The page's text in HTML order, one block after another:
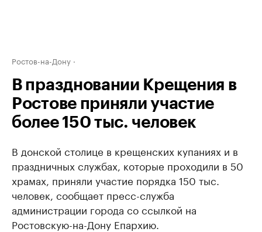
Ростов-на-Дону
В праздновании Крещения в
Ростове приняли участие
более 150 тыс. человек
В донской столице в крещенских купаниях и в
праздничных службах, которые проходили в 50
храмах, приняли участие порядка 150 тыс.
человек, сообщает пресс-служба
администрации города со ссылкой на
Ростовскую-на-Дону Епархию.